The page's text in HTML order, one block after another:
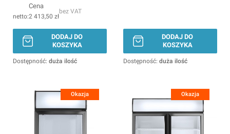
Cena
2 413,50 zł
bez VAT
DODAJ DO
KOSZYKA
Dostępność: duża ilość
DODAJ DO
KOSZYKA
Dostępność: duża ilość
Okazja Okazja